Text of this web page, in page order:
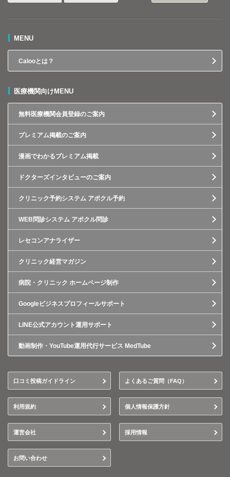
MENU
Calooとは？
医療機関向けMENU
無料医療機関会員登録のご案内
プレミアム掲載のご案内
漫画でわかるプレミアム掲載
ドクターズインタビューのご案内
クリニック予約システム アポクル予約
WEB問診システム アポクル問診
レセコンアナライザー
クリニック経営マガジン
病院・クリニック ホームページ制作
Googleビジネスプロフィールサポート
LINE公式アカウント運用サポート
動画制作・YouTube運用代行サービス MedTube
口コミ投稿ガイドライン よくあるご質問（FAQ）
利用規約 個人情報保護方針
運営会社 採用情報
お問い合わせ